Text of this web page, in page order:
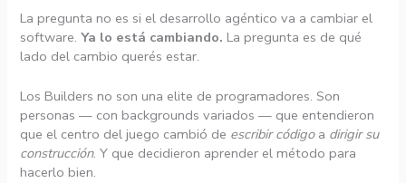
La pregunta no es si el desarrollo agéntico va a cambiar el
software.Ya lo está cambiando. La pregunta es de qué
lado del cambio querés estar.
Los Builders no son una elite de programadores. Son
personas — con backgrounds variados — que entendieron
que el centro del juego cambió de escribir códigoa dirigir su
construcción. Y que decidieron aprender el método para
hacerlo bien.